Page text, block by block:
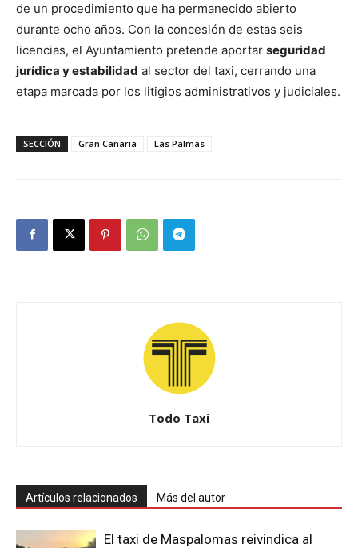
de un procedimiento que ha permanecido abierto
durante ocho años. Con la concesión de estas seis
licencias, el Ayuntamiento pretende aportar seguridad
jurídica y estabilidad al sector del taxi, cerrando una
etapa marcada por los litigios administrativos y judiciales.
SECCIÓN Gran Canaria Las Palmas
Todo Taxi
Artículos relacionados Más del autor
El taxi de Maspalomas reivindica al